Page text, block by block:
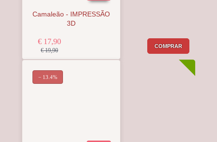
Camaleão - IMPRESSÃO
3D
€ 17,90
€ 19,90
COMPRAR
− 13.4%